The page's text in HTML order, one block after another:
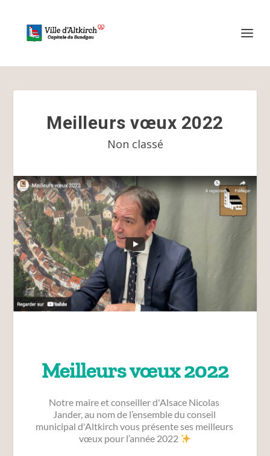
Meilleurs vœux 2022
Non classé
Meilleurs vœux 2022
Notre maire et conseiller d'Alsace Nicolas
Jander, au nom de l’ensemble du conseil
municipal d'Altkirch vous présente ses meilleurs
vœux pour l’année 2022